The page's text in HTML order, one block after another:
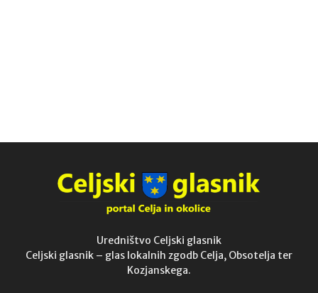
Uredništvo Celjski glasnik
Celjski glasnik – glas lokalnih zgodb Celja, Obsotelja ter
Kozjanskega.